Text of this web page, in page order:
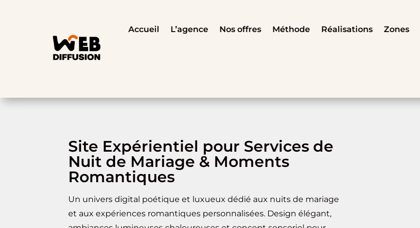
Accueil L’agence Nos offres Méthode Réalisations Zones
Site Expérientiel pour Services de
Nuit de Mariage & Moments
Romantiques
Un univers digital poétique et luxueux dédié aux nuits de mariage
et aux expériences romantiques personnalisées. Design élégant,